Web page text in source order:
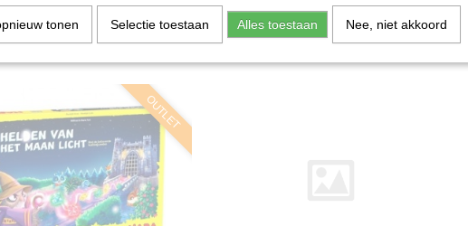
OUTLET
tonen Selectie toestaan Alles toestaan Nee, niet akkoord